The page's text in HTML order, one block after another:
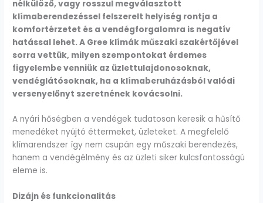
nélkülöző, vagy rosszul megválasztott
klímaberendezéssel felszerelt helyiség rontja a
komfortérzetet és a vendégforgalomra is negatív
hatással lehet. A Gree klímák műszaki szakértőjével
sorra vettük, milyen szempontokat érdemes
figyelembe venniük az üzlettulajdonosoknak,
vendéglátósoknak, ha a klímaberuházásból valódi
versenyelőnyt szeretnének kovácsolni.
A nyári hőségben a vendégek tudatosan keresik a hűsítő
menedéket nyújtó éttermeket, üzleteket. A megfelelő
klímarendszer így nem csupán egy műszaki berendezés,
hanem a vendégélmény és az üzleti siker kulcsfontosságú
eleme is.
Dizájn és funkcionalitás